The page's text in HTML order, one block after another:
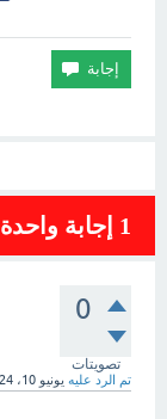
1 إجابة واحدة
0
تصويتات
تم الرد عليه يونيو 10، 2024